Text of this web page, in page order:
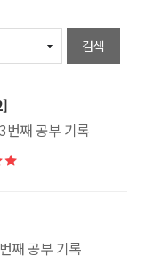
검색
번째 공부 기록
째 공부 기록